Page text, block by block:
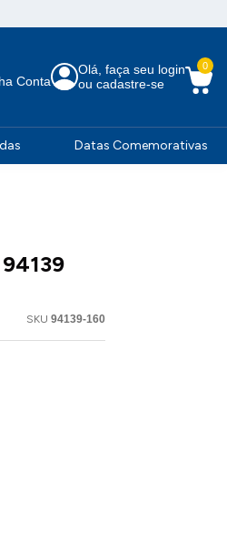
Conta
Olá, faça seu login
ou cadastre-se
0
Datas Comemorativas
SKU 94139-160